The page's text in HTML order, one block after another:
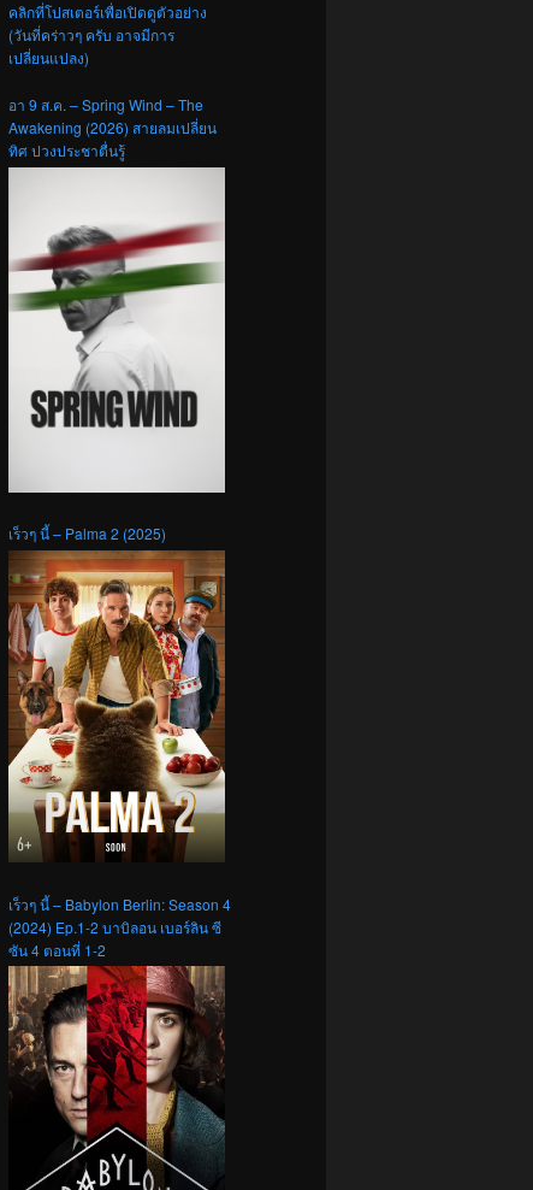
คลิกที่โปสเตอร์เพื่อเปิดดูตัวอย่าง
(วันที่คร่าวๆ ครับ อาจมีการ
เปลี่ยนแปลง)
อา 9 ส.ค. – Spring Wind – The
Awakening (2026) สายลมเปลี่ยน
ทิศ ปวงประชาตื่นรู้
เร็วๆ นี้ – Palma 2 (2025)
เร็วๆ นี้ – Babylon Berlin: Season 4
(2024) Ep.1-2 บาบิลอน เบอร์ลิน ซี
ซัน 4 ตอนที่ 1-2